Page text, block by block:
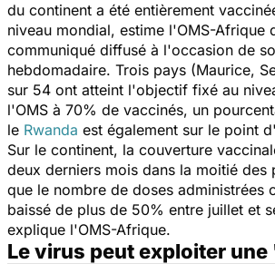
du continent a été entièrement
niveau mondial, estime l'OMS-Afrique
communiqué diffusé à l'occasion de
hebdomadaire. Trois pays (Maurice,
sur 54 ont atteint l'objectif fixé au
l'OMS à 70% de vaccinés, un
le Rwanda est également sur le point
Sur le continent, la couverture
deux derniers mois dans la moitié des
que le nombre de doses administrées
baissé de plus de 50% entre juillet et
explique l'OMS-Afrique.
Le virus peut exploiter